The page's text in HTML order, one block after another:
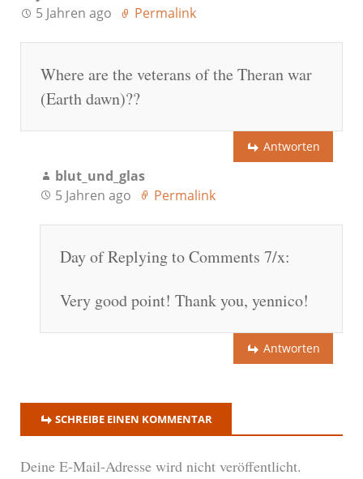
5 Jahren ago
Permalink
Where are the veterans of the Theran war
(Earth dawn)??
Antworten
blut_und_glas
5 Jahren ago
Permalink
Day of Replying to Comments 7/x:
Very good point! Thank you, yennico!
Antworten
SCHREIBE EINEN KOMMENTAR
Deine E-Mail-Adresse wird nicht veröffentlicht.